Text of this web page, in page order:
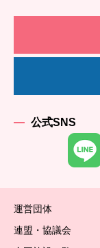
公式SNS
運営団体
連盟・協議会